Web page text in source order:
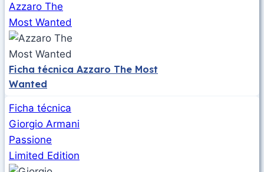
Azzaro The
Most Wanted
Ficha técnica Azzaro The Most
Wanted
Ficha técnica
Giorgio Armani
Passione
Limited Edition